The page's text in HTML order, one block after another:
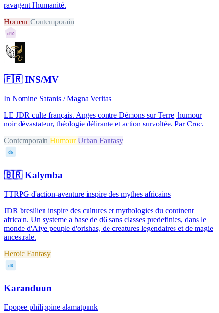
ravagent l'humanité.
HorreurContemporain
d10
🇫🇷INS/MV
In Nomine Satanis / Magna Veritas
LE JDR culte français. Anges contre Démons sur Terre, humour
noir dévastateur, théologie délirante et action survoltée. Par Croc.
Contemporain HumourUrban Fantasy
d6
🇧🇷Kalymba
TTRPG d'action-aventure inspire des mythes africains
JDR bresilien inspire des cultures et mythologies du continent
africain. Un systeme a base de d6 sans classes predefinies, dans le
monde d'Aiye peuple d'orishas, de creatures legendaires et de magie
ancestrale.
Heroic Fantasy
d6
Karanduun
Epopee philippine alamatpunk